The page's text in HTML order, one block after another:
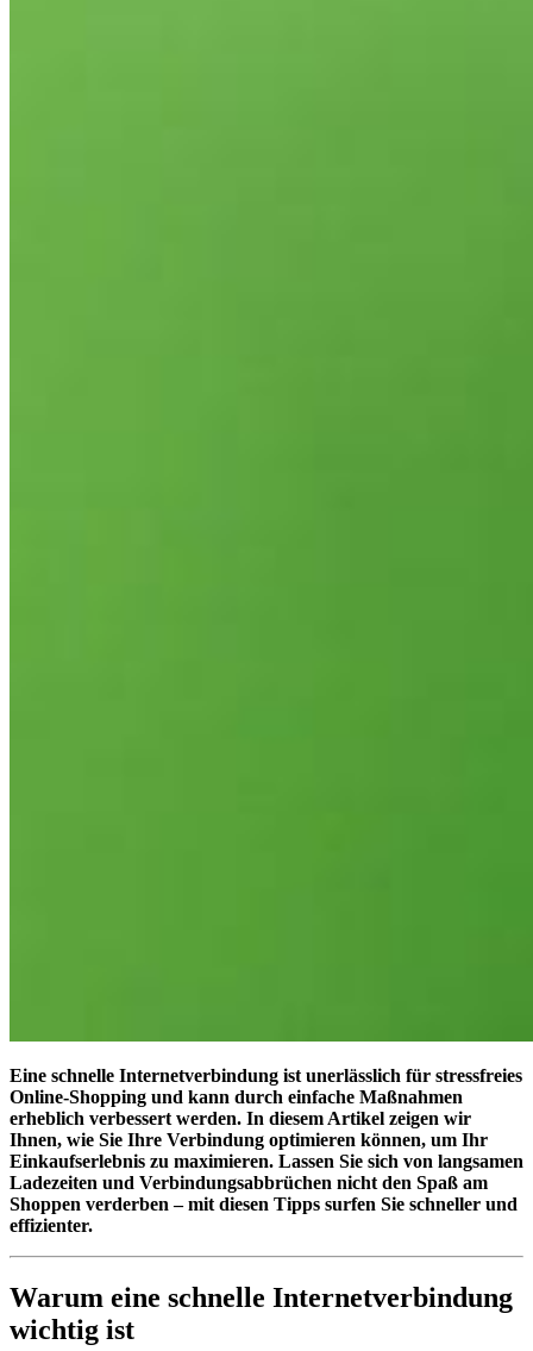
Eine schnelle Internetverbindung ist unerlässlich für stressfreies
Online-Shopping und kann durch einfache Maßnahmen
erheblich verbessert werden. In diesem Artikel zeigen wir
Ihnen, wie Sie Ihre Verbindung optimieren können, um Ihr
Einkaufserlebnis zu maximieren. Lassen Sie sich von langsamen
Ladezeiten und Verbindungsabbrüchen nicht den Spaß am
Shoppen verderben – mit diesen Tipps surfen Sie schneller und
effizienter.
Warum eine schnelle Internetverbindung
wichtig ist